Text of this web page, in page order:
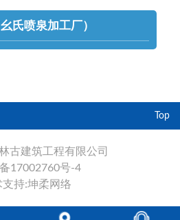
氏喷泉加工厂）
Top
古建筑工程有限公司
17002760号-4
支持:坤柔网络